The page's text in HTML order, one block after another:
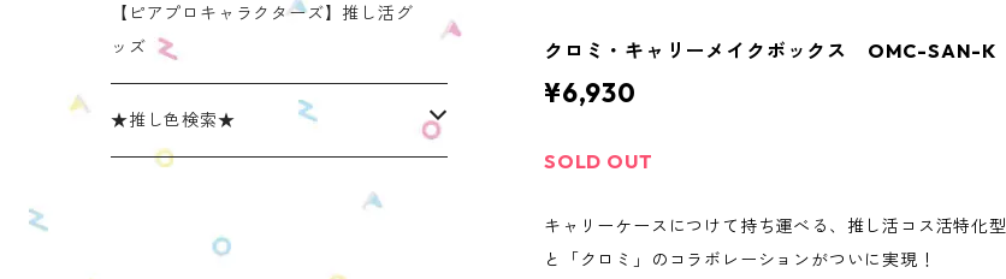
クロミ・キャリーメイクボックス OMC-SAN-K
¥6,930
SOLD OUT
キャリーケースにつけて持ち運べる、推し活コス活特化
と「クロミ」のコラボレーションがついに実現！
ラウンド（丸型 2025年11月リニューアルモ
デル）
スクエア（四角型 2025年11月発売モデル）
缶バッジケース
ねこみみ缶バッジケース スタンダードカラ
ー
ねこみみ缶バッジケース メタリックカラー
推しごとショルダーパッド
リラックマモデル 推しごとショルダーパッ
【新モデル】推しごとショルダーパッド
推しごと現場トート
【リラックマ】推し活グッズ
スタンダード (本体の高さ：約16cm）
【限定】星モデル
リラックマ ぬい活アイテム
うさみみ缶バッジケース
リラックマ 缶バッジケース
ねこみみロゼットバッグチャーム
【ピアプロキャラクターズ】推し活グ
ッズ
★推し色検索★